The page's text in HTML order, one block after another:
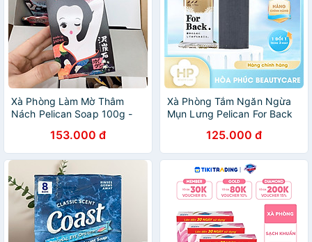
Xà Phòng Làm Mờ Thâm
Nách Pelican Soap 100g -
153.000 đ
Xà Phòng Tắm Ngăn Ngừa
Mụn Lưng Pelican For Back
125.000 đ